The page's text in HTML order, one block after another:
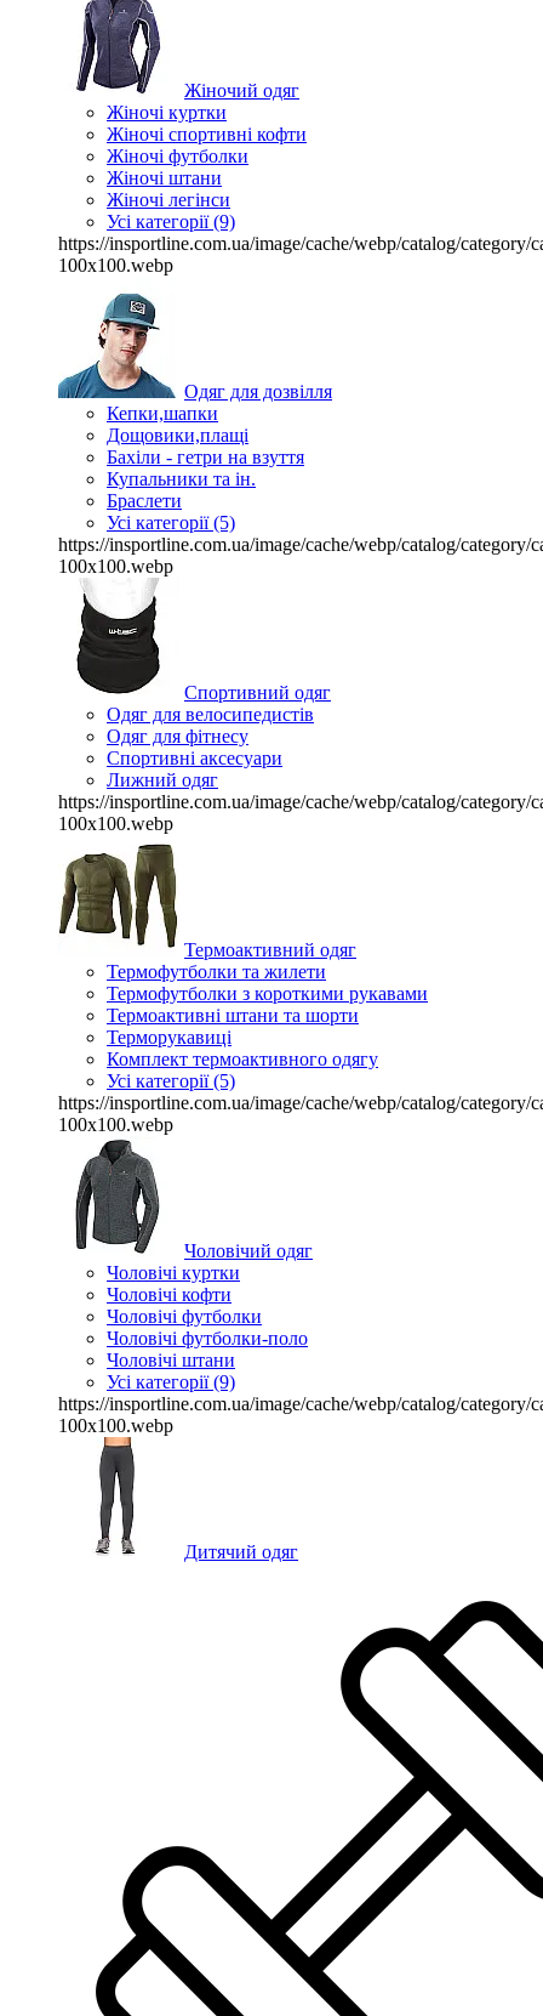
Жіночий одяг
Жіночі куртки
Жіночі спортивні кофти
Жіночі футболки
Жіночі штани
Жіночі легінси
Усі категорії (9)
https://insportline.com.ua/image/cache/webp/catalog/category/
100x100.webp
Одяг для дозвілля
Кепки,шапки
Дощовики,плащі
Бахіли - гетри на взуття
Купальники та ін.
Браслети
Усі категорії (5)
https://insportline.com.ua/image/cache/webp/catalog/category/
100x100.webp
Спортивний одяг
Одяг для велосипедистів
Одяг для фітнесу
Спортивні аксесуари
Лижний одяг
https://insportline.com.ua/image/cache/webp/catalog/category/
100x100.webp
Термоактивний одяг
Термофутболки та жилети
Термофутболки з короткими рукавами
Термоактивні штани та шорти
Терморукавиці
Комплект термоактивного одягу
Усі категорії (5)
https://insportline.com.ua/image/cache/webp/catalog/category/
100x100.webp
Чоловічий одяг
Чоловічі куртки
Чоловічі кофти
Чоловічі футболки
Чоловічі футболки-поло
Чоловічі штани
Усі категорії (9)
https://insportline.com.ua/image/cache/webp/catalog/category/
100x100.webp
Дитячий одяг